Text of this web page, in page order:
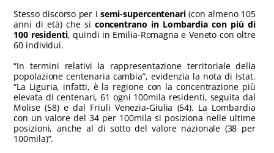
Stesso discorso per i semi-supercentenari(con almeno 105
anni di età) che si concentrano in Lombardia con più di
100 residenti, quindi in Emilia-Romagna e Veneto con oltre
60 individui.
“In termini relativi la rappresentazione territoriale della
popolazione centenaria cambia”, evidenzia la nota di Istat.
“La Liguria, infatti, è la regione con la concentrazione più
elevata di centenari, 61 ogni 100mila residenti, seguita dal
Molise (58) e dal Friuli Venezia-Giulia (54). La Lombardia
con un valore del 34 per 100mila si posiziona nelle ultime
posizioni, anche al di sotto del valore nazionale (38 per
100mila)”.